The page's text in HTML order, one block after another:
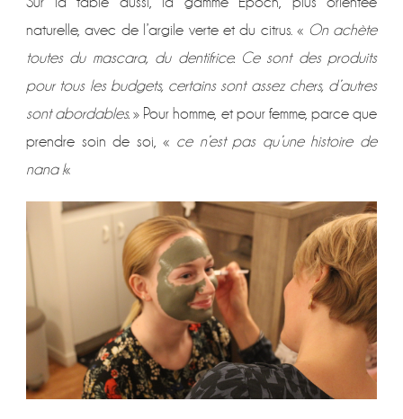
naturelle, avec de l’argile verte et du citrus. « On achète
toutes du mascara, du dentifrice. Ce sont des produits
pour tous les budgets, certains sont assez chers, d’autres
sont abordables. » Pour homme, et pour femme, parce que
prendre soin de soi, « ce n’est pas qu’une histoire de
nana !«